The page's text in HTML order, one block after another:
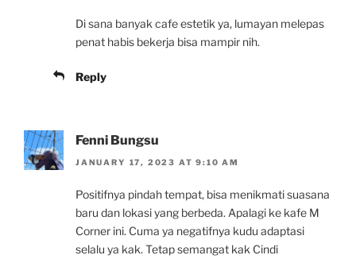
Di sana banyak cafe estetik ya, lumayan melepas
penat habis bekerja bisa mampir nih.
Reply
Fenni Bungsu
JANUARY 17, 2023 AT 9:10 AM
Positifnya pindah tempat, bisa menikmati suasana
baru dan lokasi yang berbeda. Apalagi ke kafe M
Corner ini. Cuma ya negatifnya kudu adaptasi
selalu ya kak. Tetap semangat kak Cindi